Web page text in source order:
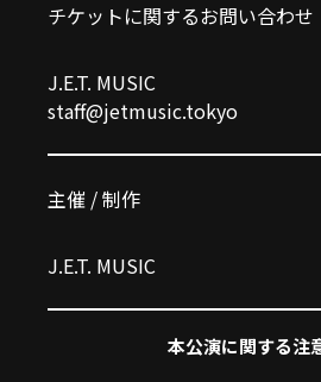
チケットに関するお問い合わせ
J.E.T. MUSIC
staff@jetmusic.tokyo
主催 / 制作
J.E.T. MUSIC
本公演に関する注